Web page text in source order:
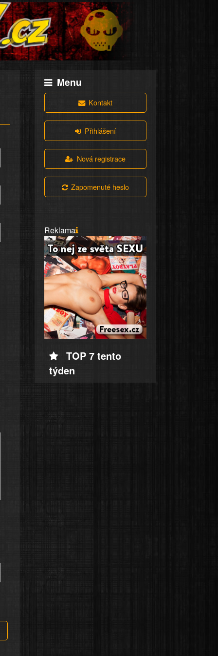
Menu
Kontakt
Přihlášení
Nová registrace
Zapomenuté heslo
Reklama
TOP 7 tento
týden